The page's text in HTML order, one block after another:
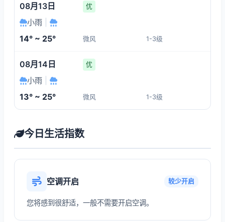
08月13日 优
小雨
14° ~ 25° 微风 1-3级
08月14日 优
小雨
13° ~ 25° 微风 1-3级
今日生活指数
空调开启 较少开启
您将感到很舒适，一般不需要开启空调。